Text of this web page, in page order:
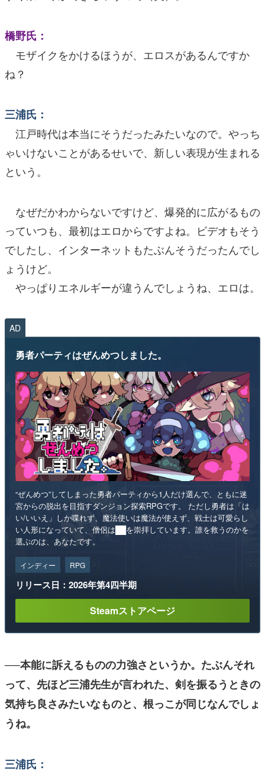
橋野氏：
モザイクをかけるほうが、エロスがあるんですか
ね？
三浦氏：
江戸時代は本当にそうだったみたいなので。やっち
ゃいけないことがあるせいで、新しい表現が生まれる
という。
なぜだかわからないですけど、爆発的に広がるもの
っていつも、最初はエロからですよね。ビデオもそう
でしたし、インターネットもたぶんそうだったんでし
ょうけど。
やっぱりエネルギーが違うんでしょうね、エロは。
AD
勇者パーティはぜんめつしました。
“ぜんめつ”してしまった勇者パーティから1人だけ選んで、ともに迷
宮からの脱出を目指すダンジョン探索RPGです。 ただし勇者は「は
い/いいえ」しか喋れず、魔法使いは魔法が使えず、戦士は可愛らし
い人形になっていて、僧侶は██を崇拝しています。誰を救うのかを
選ぶのは、あなたです。
インディー RPG
リリース日：2026年第4四半期
Steamストアページ
──本能に訴えるものの力強さというか。たぶんそれ
って、先ほど三浦先生が言われた、剣を振るうときの
気持ち良さみたいなものと、根っこが同じなんでしょ
うね。
三浦氏：